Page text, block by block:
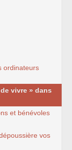
ordinateurs
vivre » dans
et bénévoles
vos